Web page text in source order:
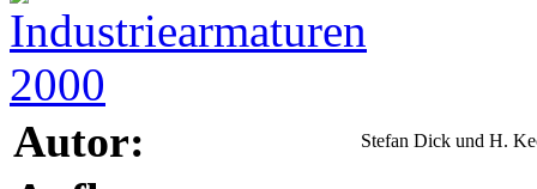
Autor: Stefan Dick und H.